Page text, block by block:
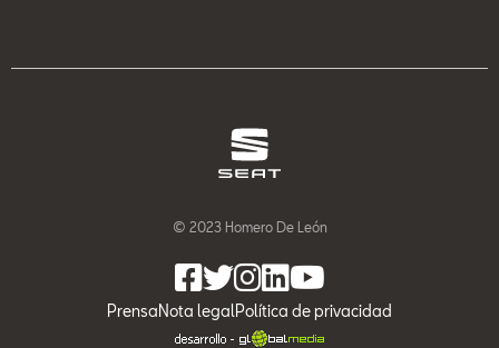
© 2023 Homero De León
PrensaNota legalPolítica de privacidad